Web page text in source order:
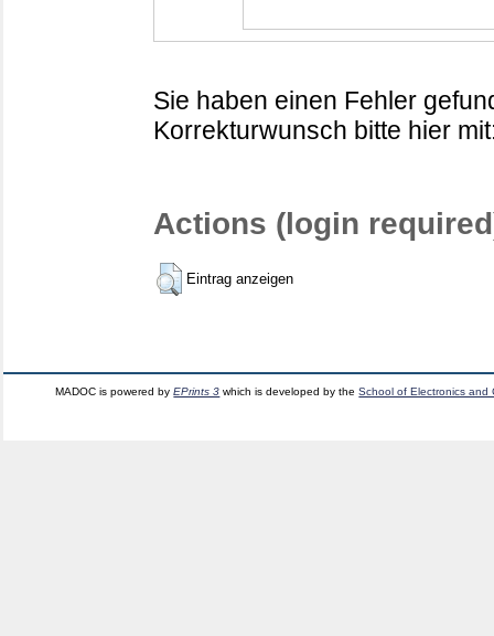
Sie haben einen Fehler
Korrekturwunsch bitte hier
Actions (login
Eintrag anzeigen
MADOC is powered byEPrints 3 which is developed by theSchool of Electronics and